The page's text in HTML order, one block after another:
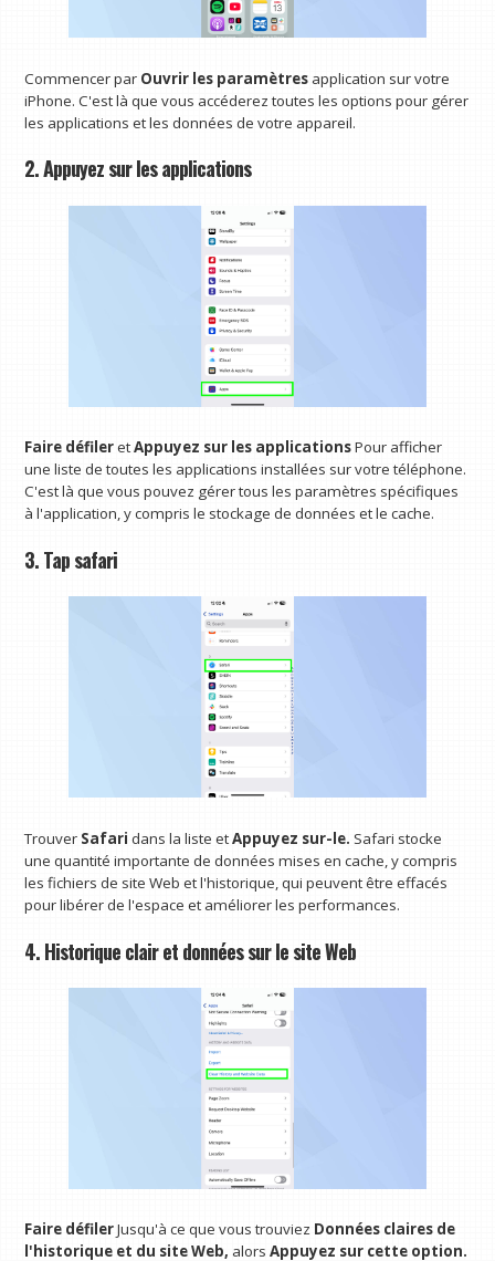
Commencer par Ouvrir les paramètres application sur votre
iPhone. C'est là que vous accéderez toutes les options pour gérer
les applications et les données de votre appareil.
2. Appuyez sur les applications
Faire défileretAppuyez sur les applicationsPour afficher
une liste de toutes les applications installées sur votre téléphone.
C'est là que vous pouvez gérer tous les paramètres spécifiques
à l'application, y compris le stockage de données et le cache.
3. Tap safari
Trouver Safari dans la liste etAppuyez sur-le. Safari stocke
une quantité importante de données mises en cache, y compris
les fichiers de site Web et l'historique, qui peuvent être effacés
pour libérer de l'espace et améliorer les performances.
4. Historique clair et données sur le site Web
Faire défilerJusqu'à ce que vous trouviez Données claires de
l'historique et du site Web, alorsAppuyez sur cette option.